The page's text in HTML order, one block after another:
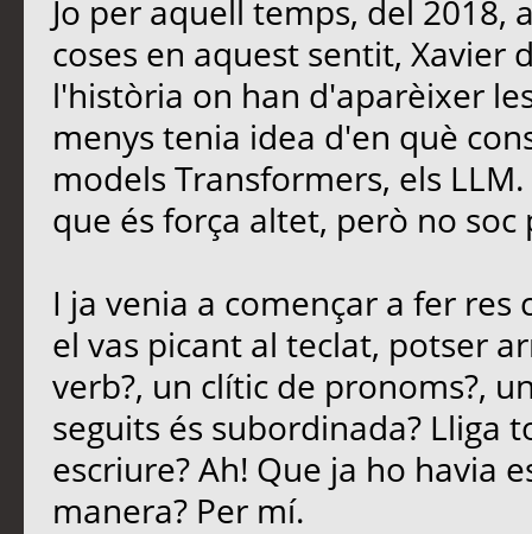
Jo per aquell temps, del 2018,
coses en aquest sentit, Xavier
l'història on han d'aparèixer
menys tenia idea d'en què
models Transformers, els
que és força altet, però no soc
I ja venia a començar a fer
el vas picant al teclat, potser
verb?, un clític de pronoms?,
seguits és subordinada? Lliga
escriure? Ah! Que ja ho havia
manera? Per mí.